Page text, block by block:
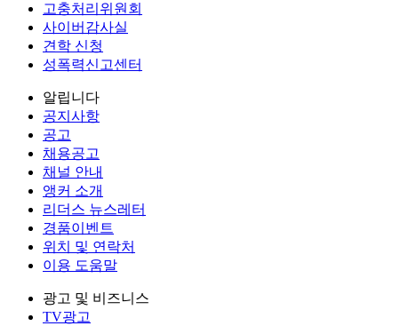
고충처리위원회
사이버감사실
견학 신청
성폭력신고센터
알립니다
공지사항
공고
채용공고
채널 안내
앵커 소개
리더스 뉴스레터
경품이벤트
위치 및 연락처
이용 도움말
광고 및 비즈니스
TV광고